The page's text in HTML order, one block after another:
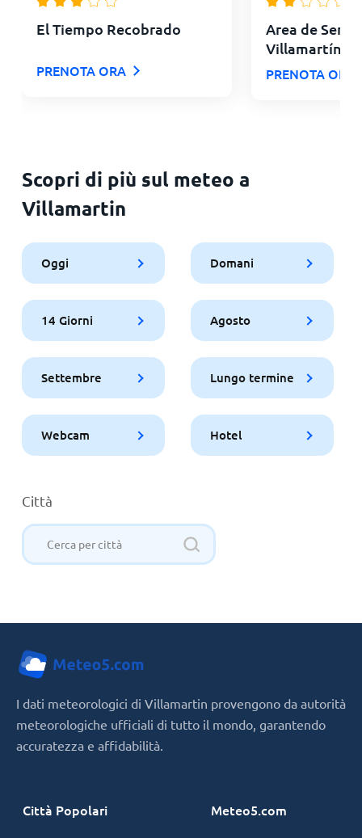
El Tiempo Recobrado
PRENOTA ORA
Area de
Villamartín
PRENOTA ORA
Scopri di più sul meteo a
Villamartin
Oggi Domani
14 Giorni Agosto
Settembre Lungo termine
Webcam Hotel
Città
I dati meteorologici di Villamartin provengono da autorità
meteorologiche ufficiali di tutto il mondo, garantendo
accuratezza e affidabilità.
Città Popolari Meteo5.com